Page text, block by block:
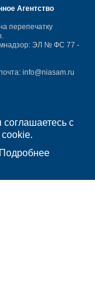
с
Подробнее
Агентство
перепечатку
ЭЛ № ФС 77 -
info@niasam.ru